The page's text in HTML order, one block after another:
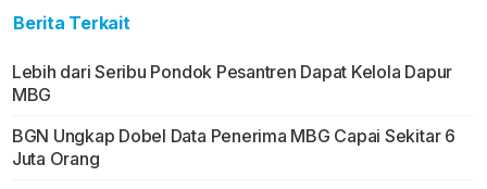
Berita Terkait
Lebih dari Seribu Pondok Pesantren Dapat Kelola Dapur
MBG
BGN Ungkap Dobel Data Penerima MBG Capai Sekitar 6
Juta Orang